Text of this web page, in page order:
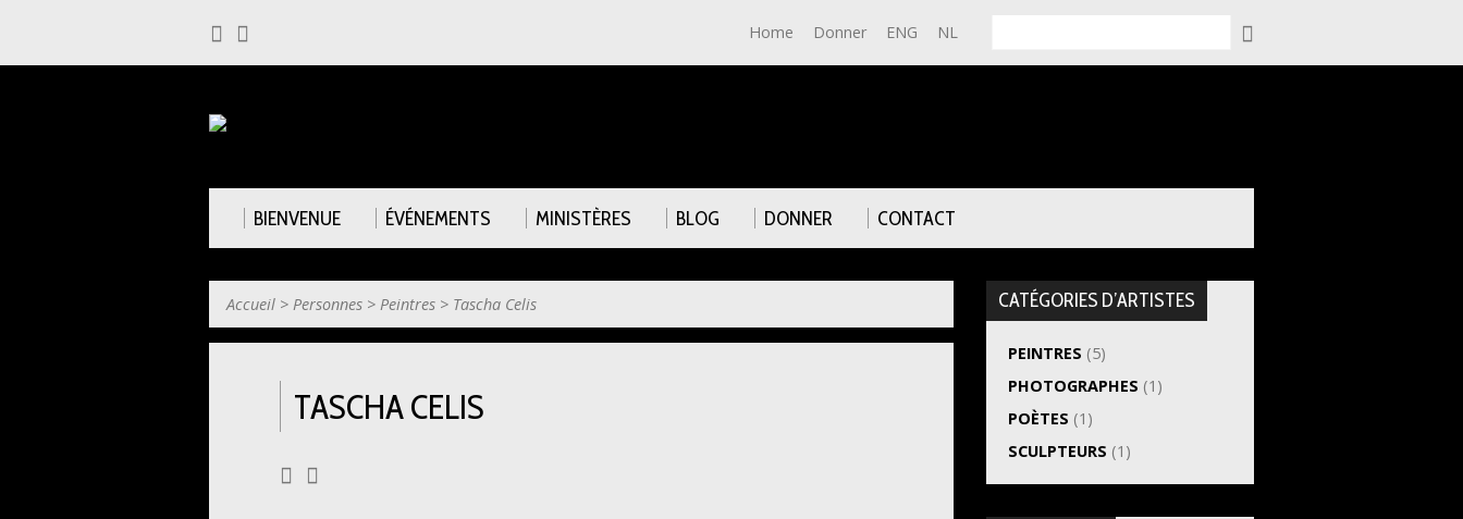
Home Donner ENG NL
BIENVENUE ÉVÉNEMENTS MINISTÈRES BLOG DONNER CONTACT
Accueil > Personnes > Peintres > Tascha Celis
TASCHA CELIS
CATÉGORIES D’ARTISTES
PEINTRES (5)
PHOTOGRAPHES (1)
POÈTES (1)
SCULPTEURS (1)